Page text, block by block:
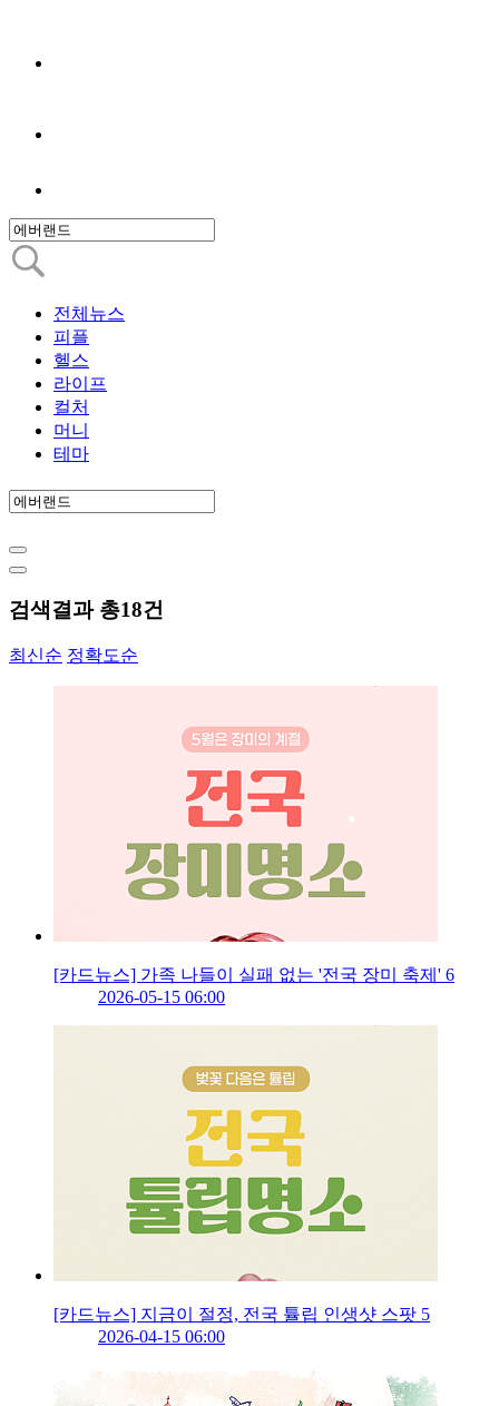
전체뉴스
피플
헬스
라이프
컬처
머니
테마
검색결과 총18건
최신순 정확도순
[카드뉴스] 가족 나들이 실패 없는 '전국 장미 축제' 6
2026-05-15 06:00
[카드뉴스] 지금이 절정, 전국 튤립 인생샷 스팟 5
2026-04-15 06:00